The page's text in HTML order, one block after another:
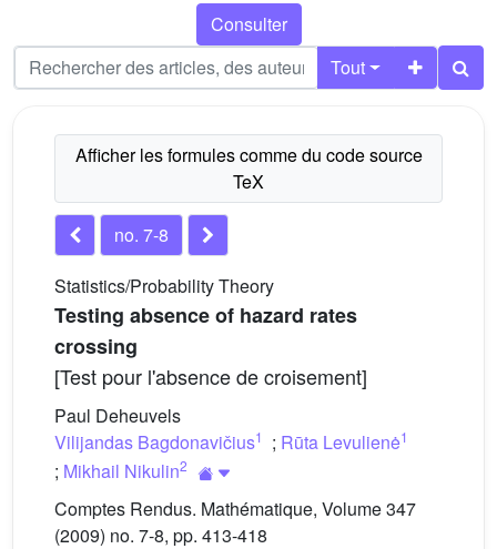
Consulter
Tout
no. 7-8
Statistics/Probability Theory
Testing absence of hazard rates
crossing
[Test pour l'absence de croisement]
Paul Deheuvels
Vilijandas Bagdonavičius1 ; Rūta Levulienė1
; Mikhail Nikulin2
Comptes Rendus. Mathématique, Volume 347
(2009) no. 7-8, pp. 413-418